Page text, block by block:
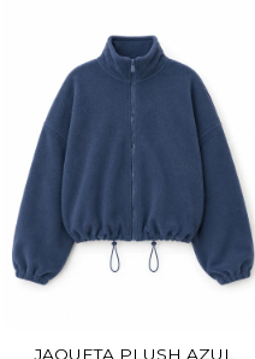
JAQUETA PLUSH AZUL